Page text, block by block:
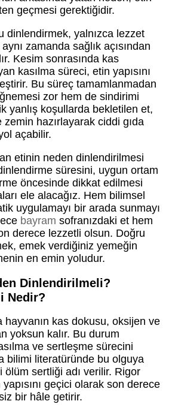
geçmesi gerektiğidir.
dinlendirmek, yalnızca lezzet
zamanda sağlık açısından
Kesim sonrasında kas
kasılma süreci, etin yapısını
Bu süreç tamamlanmadan
zor hem de sindirimi
yanlış koşullarda bekletilen et,
hazırlayarak ciddi gıda
açabilir.
etinin neden dinlendirilmesi
süresini, uygun ortam
öncesinde dikkat edilmesi
ele alacağız. Hem bilimsel
uygulamayı bir arada sunmayı
bayram sofranızdaki et hem
derece lezzetli olsun. Doğru
emek verdiğiniz yemeğin
en emin yoludur.
Dinlendirilmeli?
Nedir?
hayvanın kas dokusu, oksijen ve
yoksun kalır. Bu durum
ve sertleşme sürecini
bilimi literatüründe bu olguya
ölüm sertliği adı verilir. Rigor
geçici olarak son derece
bir hâle getirir.